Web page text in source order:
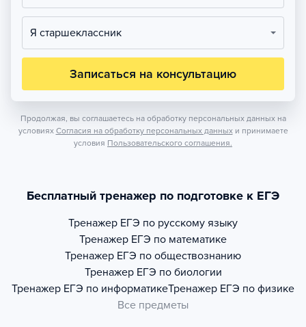
Я старшеклассник
Записаться на консультацию
Продолжая, вы соглашаетесь на обработку персональных данных на
условиях Согласия на обработку персональных данных и принимаете
условия Пользовательского соглашения.
Бесплатный тренажер по подготовке к ЕГЭ
Тренажер ЕГЭ по русскому языку
Тренажер ЕГЭ по математике
Тренажер ЕГЭ по обществознанию
Тренажер ЕГЭ по биологии
Тренажер ЕГЭ по информатикеТренажер ЕГЭ по физике
Все предметы